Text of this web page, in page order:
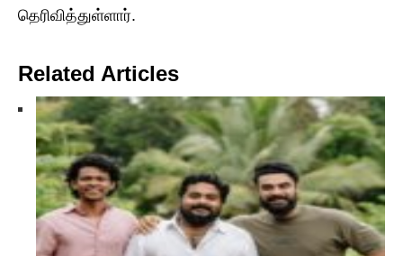
தெரிவித்துள்ளார்.
Related Articles